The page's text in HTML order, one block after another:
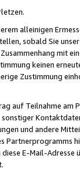
alleinigen
sobald Sie
mit
keinen
Zustimmung
auf Teilnahme
und andere
Partnerprogramms
E-Mail-